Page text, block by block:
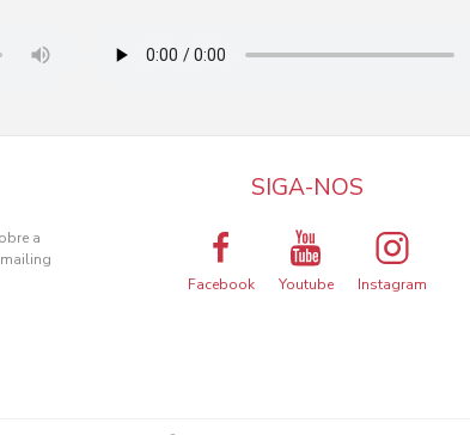
uma melhor experiência de utilização.
a
SIGA-NOS
Facebook Youtube Instagram